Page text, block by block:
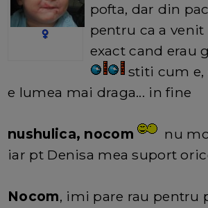
pofta, dar din
pentru ca a
exact cand erau
stiti cum e,
e lumea mai draga... in fine
nushulica, nocom
nu
iar pt Denisa mea suport
Nocom, imi pare rau pentru